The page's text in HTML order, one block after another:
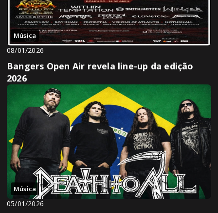
Música
08/01/2026
Bangers Open Air revela line-up da edição
2026
Música
05/01/2026